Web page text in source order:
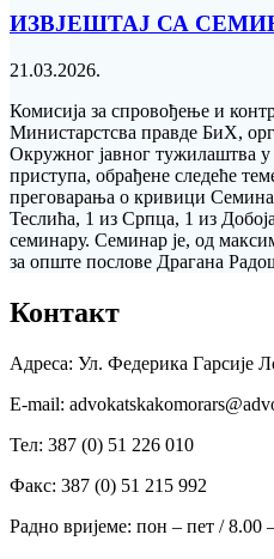
ИЗВЈЕШТАЈ СА
21.03.2026.
Комисија за спровођење и
Министарстсва правде БиХ,
Окружног јавног тужилаштва
приступа, обрађене следеће
преговарања о кривици
Теслића, 1 из Српца, 1 из
семинару. Семинар је, од
за опште послове Драгана
Контакт
Адреса: Ул. Федерика Гарсије
Е-mail:
Тел: 387 (0) 51 226 010
Факс: 387 (0) 51 215 992
Радно вријеме: пон – пет / 8.00